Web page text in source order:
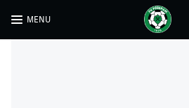
MENU